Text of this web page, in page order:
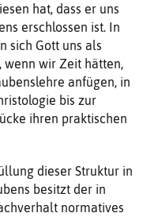
hat, dass er uns
erschlossen ist. In
sich Gott uns als
wenn wir Zeit hätten,
anfügen, in
bis zur
ihren praktischen
dieser Struktur in
besitzt der in
normatives